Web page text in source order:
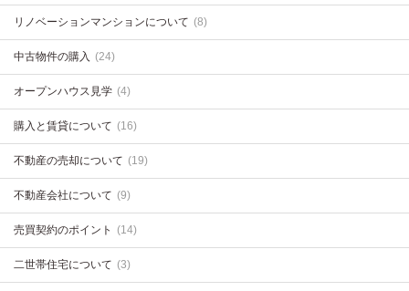
リノベーションマンションについて (8)
中古物件の購入 (24)
オープンハウス見学 (4)
購入と賃貸について (16)
不動産の売却について (19)
不動産会社について (9)
売買契約のポイント (14)
二世帯住宅について (3)